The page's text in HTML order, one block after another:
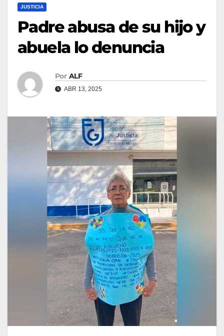
JUSTICIA
Padre abusa de su hijo y
abuela lo denuncia
Por ALF
ABR 13, 2025